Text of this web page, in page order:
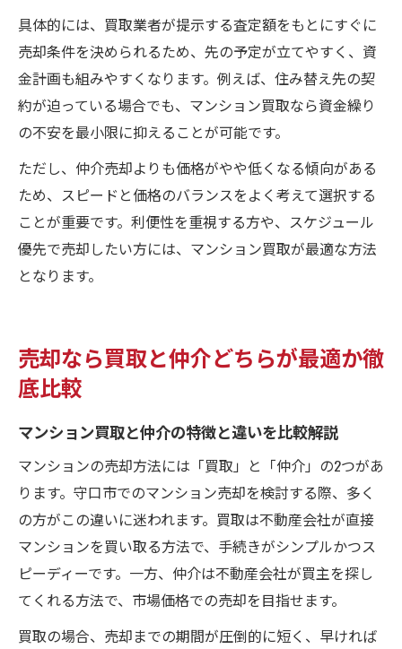
具体的には、買取業者が提示する査定額をもとにすぐに
売却条件を決められるため、先の予定が立てやすく、資
金計画も組みやすくなります。例えば、住み替え先の契
約が迫っている場合でも、マンション買取なら資金繰り
の不安を最小限に抑えることが可能です。
ただし、仲介売却よりも価格がやや低くなる傾向がある
ため、スピードと価格のバランスをよく考えて選択する
ことが重要です。利便性を重視する方や、スケジュール
優先で売却したい方には、マンション買取が最適な方法
となります。
売却なら買取と仲介どちらが最適か徹
底比較
マンション買取と仲介の特徴と違いを比較解説
マンションの売却方法には「買取」と「仲介」の2つがあ
ります。守口市でのマンション売却を検討する際、多く
の方がこの違いに迷われます。買取は不動産会社が直接
マンションを買い取る方法で、手続きがシンプルかつス
ピーディーです。一方、仲介は不動産会社が買主を探し
てくれる方法で、市場価格での売却を目指せます。
買取の場合、売却までの期間が圧倒的に短く、早ければ